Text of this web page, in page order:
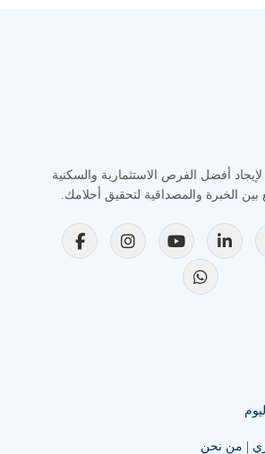
أفضل الفرص الاستثمارية والسكنية
الخبرة والمصداقية لتحقيق أحلامك.
| من نحن